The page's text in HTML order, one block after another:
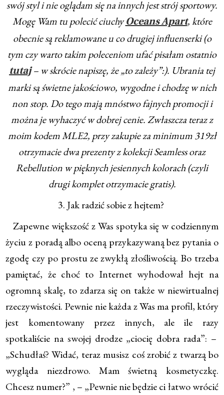
swój styl i nie oglądam się na innych jest strój sportowy.
Mogę Wam tu polecić ciuchy Oceans Apart, które
obecnie są reklamowane u co drugiej influenserki (o
tym czy warto takim poleceniom ufać pisałam ostatnio
tutaj– w skrócie napiszę, że „to zależy”:). Ubrania tej
marki są świetne jakościowo, wygodne i chodzę w nich
non stop. Do tego mają mnóstwo fajnych promocji i
można je wyhaczyć w dobrej cenie. Zwłaszcza teraz z
moim kodem MLE2, przy zakupie za minimum 319zł
otrzymacie dwa prezenty z kolekcji Seamless oraz
Rebellution w pięknych jesiennych kolorach (czyli
drugi komplet otrzymacie gratis).
3. Jak radzić sobie z hejtem?
Zapewne większość z Was spotyka się w codziennym
życiu z poradą albo oceną przykazywaną bez pytania o
zgodę czy po prostu ze zwykłą złośliwością. Bo trzeba
pamiętać, że choć to Internet wyhodował hejt na
ogromną skalę, to zdarza się on także w niewirtualnej
rzeczywistości. Pewnie nie każda z Was ma profil, który
jest komentowany przez innych, ale ile razy
spotkaliście na swojej drodze „ciocię dobra rada”: –
„Schudłaś? Widać, teraz musisz coś zrobić z twarzą bo
wygląda niezdrowo. Mam świetną kosmetyczkę.
Chcesz numer?” , – „Pewnie nie będzie ci łatwo wrócić